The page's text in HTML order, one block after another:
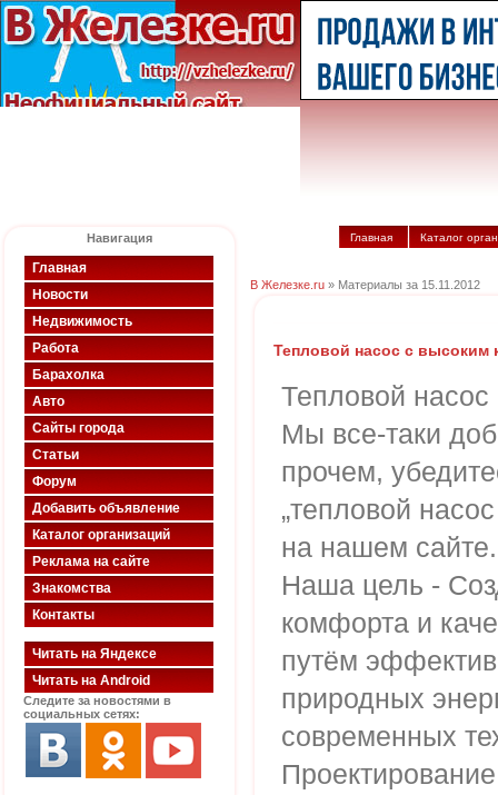
Навигация
Главная
Новости
Недвижимость
Работа
Барахолка
Авто
Сайты города
Статьи
Форум
Добавить объявление
Каталог организаций
Реклама на сайте
Знакомства
Контакты
Читать на Яндексе
Читать на Android
Следите за новостями в
социальных сетях:
Главная Каталог
В Железке.ru » Материалы за 15.11.2012
Тепловой насос с высоким
Тепловой
Мы все-таки
прочем,
„тепловой
на нашем сайте.
Наша цель -
комфорта и
путём
природных
современных